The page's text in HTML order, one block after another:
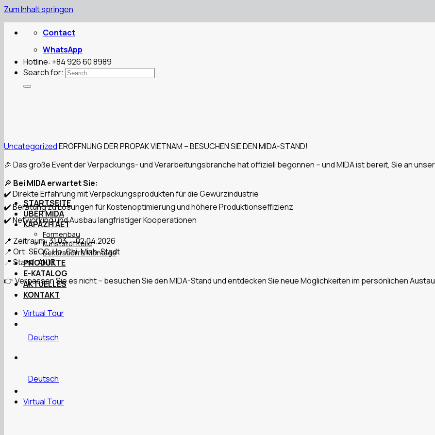
Zum Inhalt springen
Contact
WhatsApp
Hotline: +84 926 60 8989
Search for:
STARTSEITE
ÜBER MIDA
KAPAZITAET
Formenbau
Kunststoffteile
Dekoration & Montage
PRODUKTE
E-KATALOG
AKTUELLES
KONTAKT
Virtual Tour
Deutsch
Deutsch
Virtual Tour
UncategorizedERÖFFNUNG DER PROPAK VIETNAM – BESUCHEN SIE DEN MIDA-STAND!
🎉 Das große Event der Verpackungs- und Verarbeitungsbranche hat offiziell begonnen – und MIDA ist bereit, Sie an
🔎 Bei MIDA erwartet Sie:
✔️ Direkte Erfahrung mit Verpackungsprodukten für die Gewürzindustrie
✔️ Beratung zu Lösungen für Kostenoptimierung und höhere Produktionseffizienz
✔️ Networking und Ausbau langfristiger Kooperationen
📍 Zeitraum: 31.03. – 02.04.2026
📍 Ort: SECC, Ho-Chi-Minh-Stadt
📍 Stand: AN13
👉 Verpassen Sie es nicht – besuchen Sie den MIDA-Stand und entdecken Sie neue Möglichkeiten im persönlichen